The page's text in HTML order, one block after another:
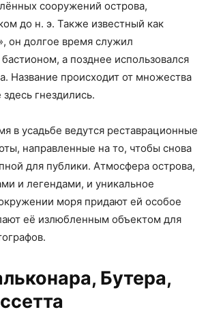
сооружений острова,
до н. э. Также известный как
он долгое время служил
а позднее использовался
Название происходит от множества
гнездились.
в усадьбе ведутся реставрационные
направленные на то, чтобы снова
для публики. Атмосфера острова,
и легендами, и уникальное
моря придают ей особое
её излюбленным объектом для
Бутера,